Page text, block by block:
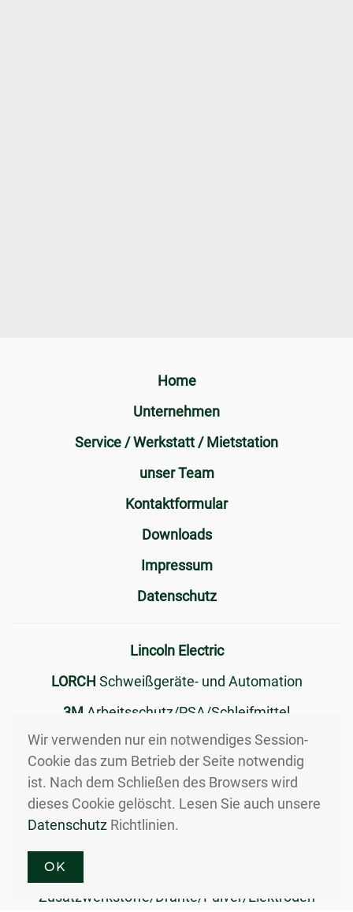
Home
Unternehmen
Service / Werkstatt / Mietstation
unser Team
Kontaktformular
Downloads
Impressum
Datenschutz
Lincoln Electric
LORCH Schweißgeräte- und Automation
3M Arbeitsschutz/PSA/Schleifmittel
FLEXElektrowerkzeuge Tools
TEKA
Absaug- und Filteranlagen
HyperthermPlasma - Schneidsysteme
ENERPACHydraulikwerkzeuge
GCE
Zusatzwerkstoffe/Drähte/Pulver/Elektroden
Wir verwenden nur ein notwendiges Session-
Cookie das zum Betrieb der Seite notwendig
ist. Nach dem Schließen des Browsers wird
dieses Cookie gelöscht. Lesen Sie auch unsere
Datenschutz Richtlinien.
OK